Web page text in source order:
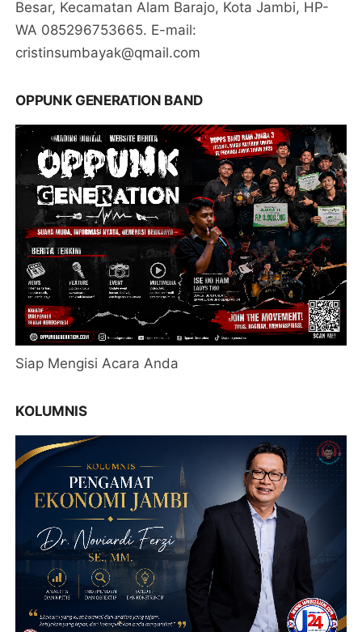
Besar, Kecamatan Alam Barajo, Kota Jambi, HP-
WA 085296753665. E-mail:
cristinsumbayak@qmail.com
OPPUNK GENERATION BAND
Siap Mengisi Acara Anda
KOLUMNIS